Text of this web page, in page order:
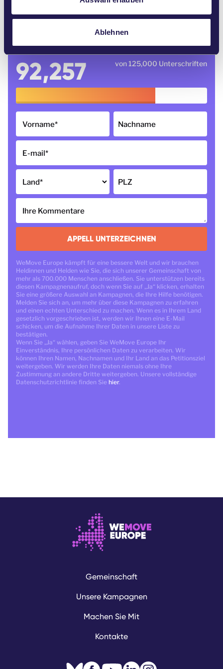
Ablehnen
a.798278960239937/4694452160622578/
92,257 von 125,000 Unterschriften
Vorname* Nachname
E-mail*
Land* PLZ
Ihre Kommentare
APPELL UNTERZEICHNEN
WeMove Europe kämpft für eine bessere Welt und wir brauchen
Heldinnen und Helden wie Sie, die sich unserer Gemeinschaft von
mehr als 700.000 Menschen anschließen. Sie unterstützen bereits
diesen Kampagnenaufruf, doch wenn Sie auf „Ja“ klicken, erhalten
Sie eine größere Auswahl an Kampagnen, die Ihre Hilfe benötigen.
Melden Sie sich an, um mehr über diese Kampagnen zu erfahren
und einen echten Unterschied zu machen. Wenn es in Ihrem Land
gesetzlich vorgeschrieben ist, werden wir Ihnen eine E-Mail
schicken, um die Aufnahme Ihrer Daten in unsere Liste zu
bestätigen.
Wenn Sie „Ja“ wählen, geben Sie WeMove Europe Ihr
Einverständnis, Ihre persönlichen Daten zu verarbeiten. Wir
können Ihren Namen, Nachnamen und Ihr Land an das Petitionsziel
weitergeben. Wir werden Ihre Daten niemals ohne Ihre
Zustimmung an andere Dritte weitergeben. Unsere vollständige
Datenschutzrichtlinie finden Sie hier.
Gemeinschaft
Unsere Kampagnen
Machen Sie Mit
Kontakte